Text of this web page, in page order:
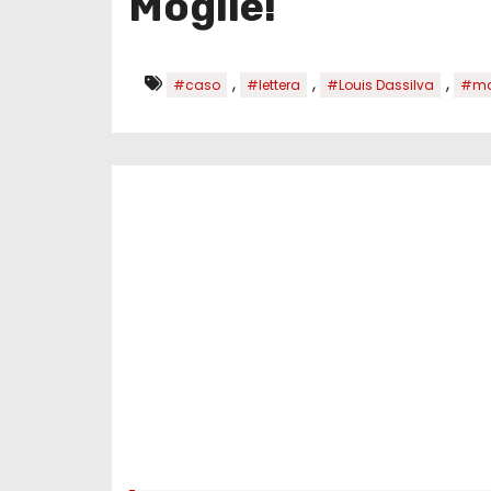
#caso , #lettera , #Louis Dassilva ,